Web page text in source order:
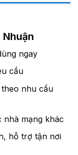
ngay
cầu
nhu cầu
nhà mạng khác
hỗ trợ tận nơi